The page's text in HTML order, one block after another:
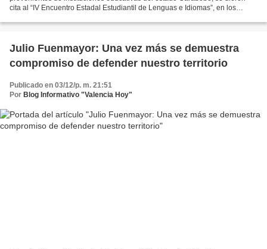
cita al “IV Encuentro Estadal Estudiantil de Lenguas e Idiomas”, en los
Julio Fuenmayor: Una vez más se demuestra
compromiso de defender nuestro territorio
Publicado en 03/12/p. m. 21:51
Por Blog Informativo "Valencia Hoy"